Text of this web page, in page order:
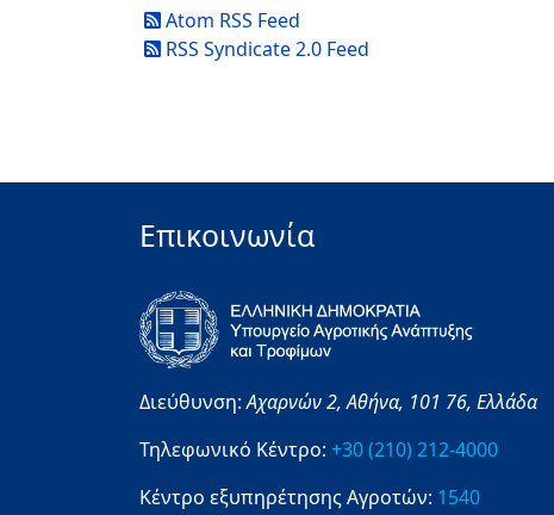
Atom RSS Feed
RSS Syndicate 2.0 Feed
Επικοινωνία
Διεύθυνση:Αχαρνών 2,Αθήνα, 101 76, Ελλάδα
Τηλεφωνικό Κέντρο: +30 (210) 212-4000
Κέντρο εξυπηρέτησης Αγροτών: 1540